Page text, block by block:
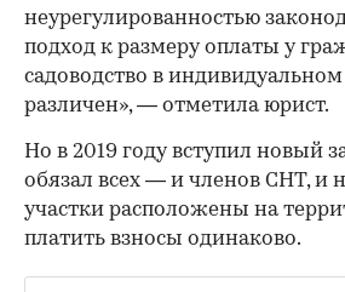
неурегулированностью
подход к размеру оплаты у
садоводство в
различен», — отметила юрист.
Но в 2019 году вступил новый
обязал всех — и членов СНТ, и
участки расположены на
платить взносы одинаково.